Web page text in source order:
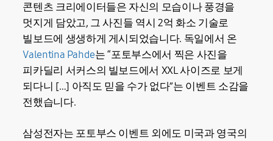
콘텐츠 크리에이터들은 자신의 모습이나 풍경을
멋지게 담았고, 그 사진들 역시 2억 화소 기술로
빌보드에 생생하게 게시되었습니다. 독일에서 온
Valentina Pahde는 “포토부스에서 찍은 사진을
피카딜리 서커스의 빌보드에서 XXL 사이즈로 보게
되다니 […] 아직도 믿을 수가 없다”는 이벤트 소감을
전했습니다.
삼성전자는 포토부스 이벤트 외에도 미국과 영국의